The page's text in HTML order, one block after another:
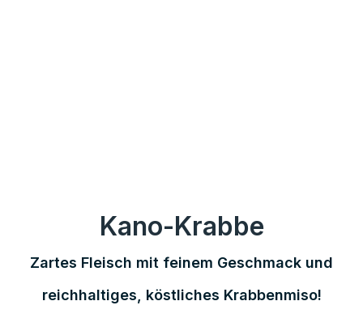
Kano-Krabbe
Zartes Fleisch mit feinem Geschmack und
reichhaltiges, köstliches Krabbenmiso!